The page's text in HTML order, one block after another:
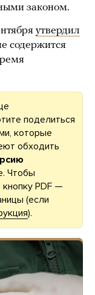
законом.
утвердил
содержится
поделиться
которые
обходить
Чтобы
кнопку PDF —
(если
).